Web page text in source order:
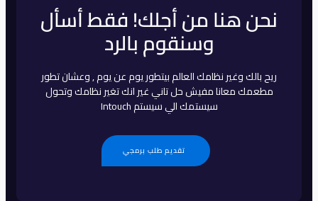
نحن هنا من أجلك! فقط أسأل
وسنقوم بالرد
ريح بالك وغير نظامك العالم بيتطور يوم عن يوم , وعشان تطور
مطعمك معانا مفيش حل تاني غير انك تغير نظامك وتحول
سيستمك الي سيستم Intouch
تقديم طلب برمجي